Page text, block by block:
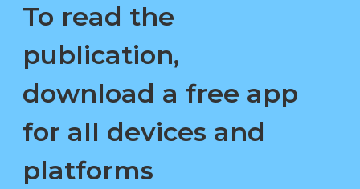
To read the
publication,
download a free app
for all devices and
platforms